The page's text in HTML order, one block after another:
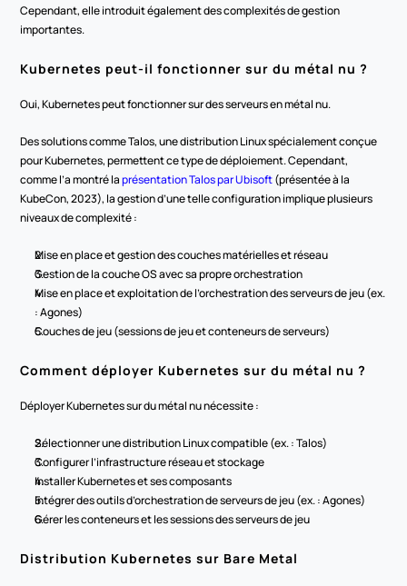
Cependant, elle introduit également des complexités de gestion
importantes.
Kubernetes peut-il fonctionner sur du métal nu ?
Oui, Kubernetes peut fonctionner sur des serveurs en métal nu.
Des solutions comme Talos, une distribution Linux spécialement conçue
pour Kubernetes, permettent ce type de déploiement. Cependant,
comme l’a montré la présentation Talos par Ubisoft (présentée à la
KubeCon, 2023), la gestion d’une telle configuration implique plusieurs
niveaux de complexité :
Mise en place et gestion des couches matérielles et réseau
Gestion de la couche OS avec sa propre orchestration
Mise en place et exploitation de l’orchestration des serveurs de jeu (ex.
: Agones)
Couches de jeu (sessions de jeu et conteneurs de serveurs)
Comment déployer Kubernetes sur du métal nu ?
Déployer Kubernetes sur du métal nu nécessite :
Sélectionner une distribution Linux compatible (ex. : Talos)
Configurer l’infrastructure réseau et stockage
Installer Kubernetes et ses composants
Intégrer des outils d’orchestration de serveurs de jeu (ex. : Agones)
Gérer les conteneurs et les sessions des serveurs de jeu
Distribution Kubernetes sur Bare Metal